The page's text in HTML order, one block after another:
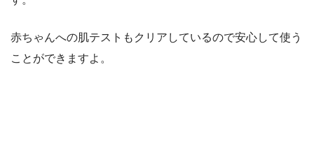
赤ちゃんへの肌テストもクリアしているので安心して使う
ことができますよ。